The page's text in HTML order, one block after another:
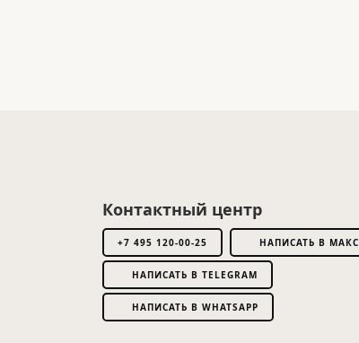
Контактный центр
+7 495 120-00-25 НАПИСАТЬ В МАКС
НАПИСАТЬ В TELEGRAM
НАПИСАТЬ В WHATSAPP